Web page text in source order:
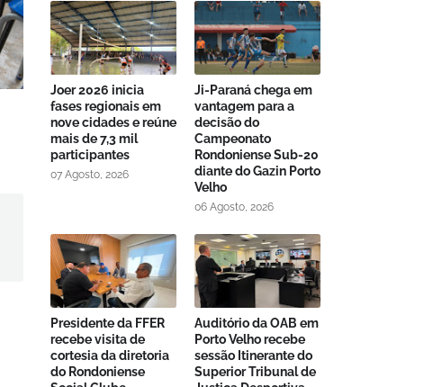
Joer 2026 inicia
fases regionais em
nove cidades e reúne
mais de 7,3 mil
participantes
07 Agosto, 2026
Ji-Paraná chega em
vantagem para a
decisão do
Campeonato
Rondoniense Sub-20
diante do Gazin Porto
Velho
06 Agosto, 2026
Presidente da FFER
recebe visita de
cortesia da diretoria
do Rondoniense
Auditório da OAB em
Porto Velho recebe
sessão Itinerante do
Superior Tribunal de